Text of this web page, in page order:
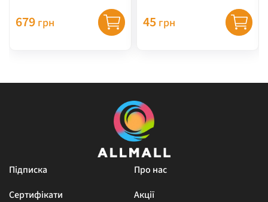
679 грн 45 грн
Підписка
Про нас
Сертифікати
Акції